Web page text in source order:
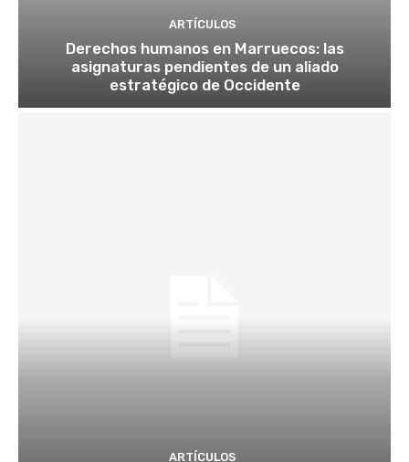
ARTÍCULOS
Derechos humanos en Marruecos: las
asignaturas pendientes de un aliado
estratégico de Occidente
ARTÍCULOS